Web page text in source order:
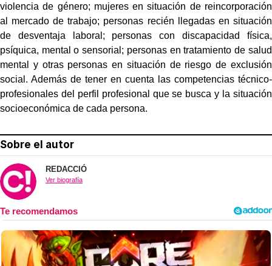
violencia de género; mujeres en situación de reincorporación
al mercado de trabajo; personas recién llegadas en situación
de desventaja laboral; personas con discapacidad física,
psíquica, mental o sensorial; personas en tratamiento de salud
mental y otras personas en situación de riesgo de exclusión
social. Además de tener en cuenta las competencias técnico-
profesionales del perfil profesional que se busca y la situación
socioeconómica de cada persona.
Sobre el autor
REDACCIÓ
Ver biografía